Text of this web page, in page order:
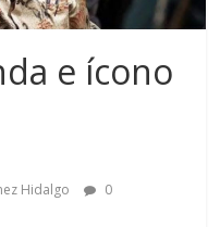
e ícono
Hidalgo
0